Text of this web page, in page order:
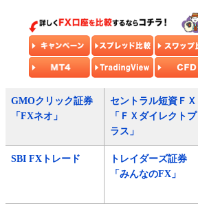
GMOクリック証券
「FXネオ」
セントラル短資ＦＸ
「ＦＸダイレクトプ
ラス」
SBI FXトレード
トレイダーズ証券
「みんなのFX」